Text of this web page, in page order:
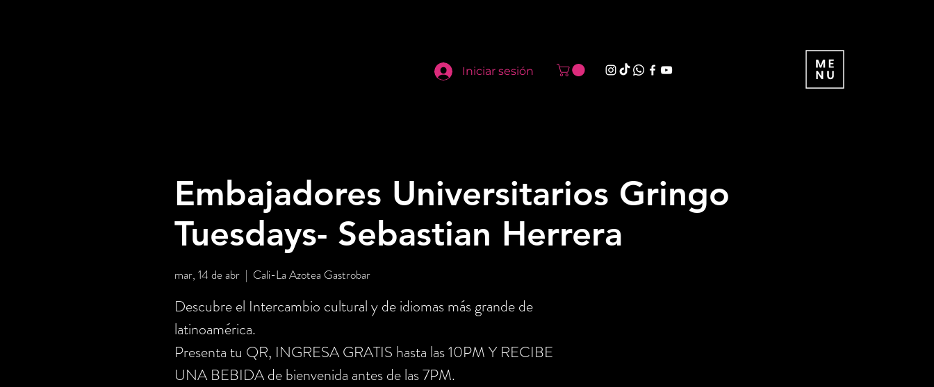
Iniciar sesión
Embajadores Universitarios Gringo
Tuesdays- Sebastian Herrera
mar, 14 de abr
  |
Cali-La Azotea Gastrobar
Descubre el Intercambio cultural y de idiomas más grande de
latinoamérica.
Presenta tu QR, INGRESA GRATIS hasta las 10PM Y RECIBE
UNA BEBIDA de bienvenida antes de las 7PM.